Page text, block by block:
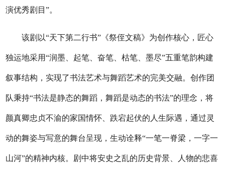
演优秀剧目”。
该剧以“天下第二行书”《祭侄文稿》为创作核心，匠心
独运地采用“润墨、起笔、奋笔、枯笔、墨尽”五重笔韵构建
叙事结构，实现了书法艺术与舞蹈艺术的完美交融。创作团
队秉持“书法是静态的舞蹈，舞蹈是动态的书法”的理念，将
颜真卿忠贞不渝的家国情怀、跌宕起伏的人生际遇，通过灵
动的舞姿与写意的舞台呈现，生动诠释“一笔一脊梁，一字一
山河”的精神内核。剧中将安史之乱的历史背景、人物的悲喜